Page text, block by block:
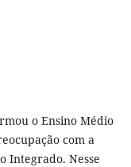
o Ensino Médio
com a
Integrado. Nesse